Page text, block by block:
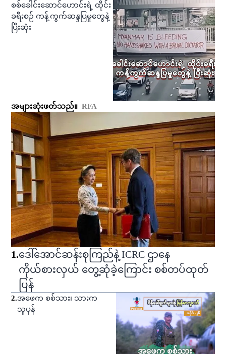
စစ်ခေါင်းဆောင်ဟောင်းရဲ့ ထိုင်း
ခရီးစဉ် ကန့်ကွက်ဆန္ဒပြမှုတွေနဲ့
ပြီးဆုံး
အများဆုံးဖတ်သည်။ RFA
1.ဒေါ်အောင်ဆန်းစုကြည်နဲ့ ICRC ဌာနေ
ကိုယ်စားလှယ် တွေ့ဆုံခဲ့ကြောင်း စစ်တပ်ထုတ်
ပြန်
2.အဖေက စစ်သား၊ သားက
သူပုန်